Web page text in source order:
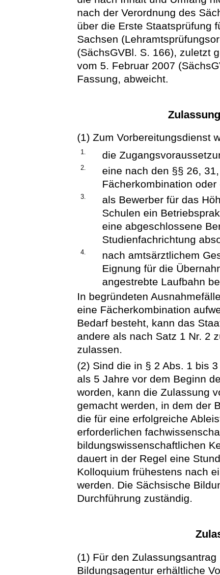
nach der Verordnung des
über die Erste Staatsprüfung
Sachsen
(SächsGVBl. S. 166), zuletzt
vom 5. Februar 2007
Fassung, abweicht.
(1) Zum Vorbereitungsdienst
1. die
2.
eine nach den §§ 26,
Fächerkombination
3.
als Bewerber für das
Schulen ein
eine abgeschlossene
Studienfachrichtung
4.
nach amtsärztlichem
Eignung für die
angestrebte Laufbahn
In begründeten
eine Fächerkombination
Bedarf besteht, kann das
andere als nach Satz 1 Nr. 2
zulassen.
(2) Sind die in § 2 Abs. 1 bis
als 5 Jahre vor dem Beginn
worden, kann die Zulassung
gemacht werden, in dem der
die für eine erfolgreiche
erforderlichen
bildungswissenschaftlichen
dauert in der Regel eine
Kolloquium frühestens nach
werden. Die Sächsische
Durchführung zuständig.
(1) Für den
Bildungsagentur erhältliche